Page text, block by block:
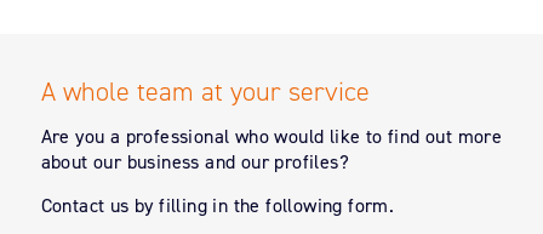
A whole team at your service
Are you a professional who would like to find out more
about our business and our profiles?
Contact us by filling in the following form.